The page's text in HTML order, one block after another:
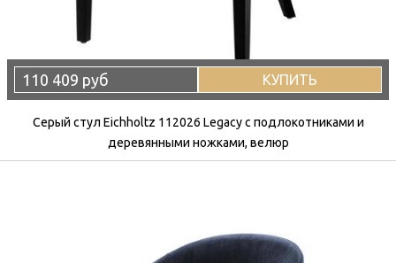
110 409 руб КУПИТЬ
Серый стул Eichholtz 112026 Legacy с подлокотниками и
деревянными ножками, велюр